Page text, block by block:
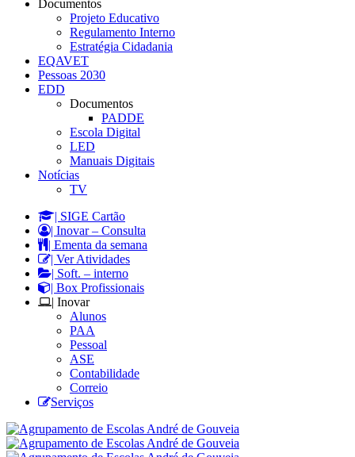
Documentos
Projeto Educativo
Regulamento Interno
Estratégia Cidadania
EQAVET
Pessoas 2030
EDD
Documentos
PADDE
Escola Digital
LED
Manuais Digitais
Notícias
TV
| SIGE Cartão
| Inovar – Consulta
| Ementa da semana
| Ver Atividades
| Soft. – interno
| Box Profissionais
| Inovar
Alunos
PAA
Pessoal
ASE
Contabilidade
Correio
Serviços